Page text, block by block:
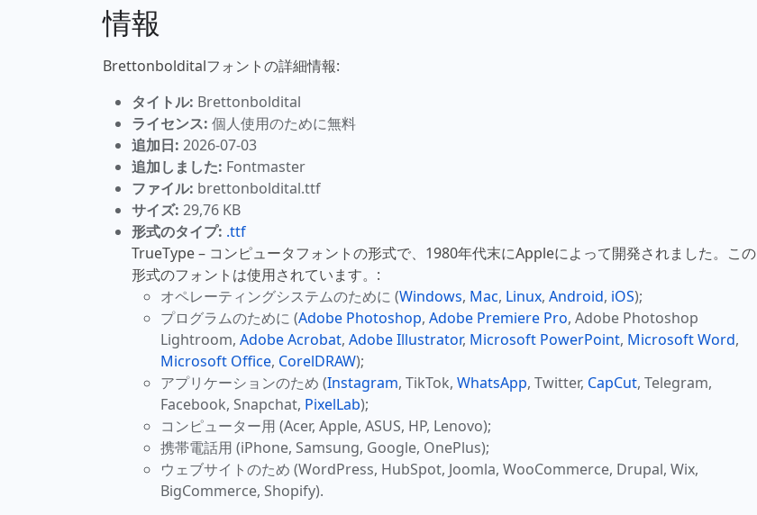
情報
Brettonbolditalフォントの詳細情報:
タイトル: Brettonboldital
ライセンス: 個人使用のために無料
追加日: 2026-07-03
追加しました: Fontmaster
ファイル: brettonboldital.ttf
サイズ: 29,76 KB
形式のタイプ: .ttf
TrueType – コンピュータフォントの形式で、1980年代末にAppleによって開発されました。この
形式のフォントは使用されています。:
オペレーティングシステムのために (Windows, Mac, Linux, Android, iOS);
プログラムのために (Adobe Photoshop, Adobe Premiere Pro, Adobe Photoshop
Lightroom, Adobe Acrobat, Adobe Illustrator, Microsoft PowerPoint, Microsoft Word,
Microsoft Office, CorelDRAW);
アプリケーションのため (Instagram, TikTok, WhatsApp, Twitter, CapCut, Telegram,
Facebook, Snapchat, PixelLab);
コンピューター用 (Acer, Apple, ASUS, HP, Lenovo);
携帯電話用 (iPhone, Samsung, Google, OnePlus);
ウェブサイトのため (WordPress, HubSpot, Joomla, WooCommerce, Drupal, Wix,
BigCommerce, Shopify).